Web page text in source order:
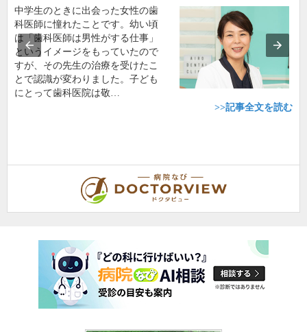
中学生のときに出会った女性の歯
科医師に憧れたことです。幼い頃
は「歯科医師は男性がする仕事」
というイメージをもっていたので
すが、その先生の治療を受けたこ
とで認識が変わりました。子ども
にとって歯科医院は敬…
>>記事全文を読む